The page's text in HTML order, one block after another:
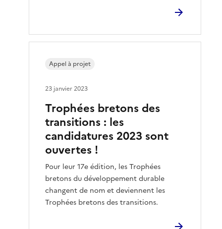
Trophées bretons des
transitions : les
candidatures 2023 sont
ouvertes !
Pour leur 17e édition, les Trophées
bretons du développement durable
changent de nom et deviennent les
Trophées bretons des transitions.
Appel à projet
23 janvier 2023